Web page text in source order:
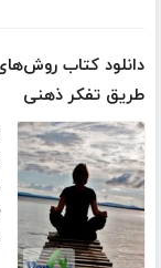
دانلود کتاب
طریق تفکر ذهنی